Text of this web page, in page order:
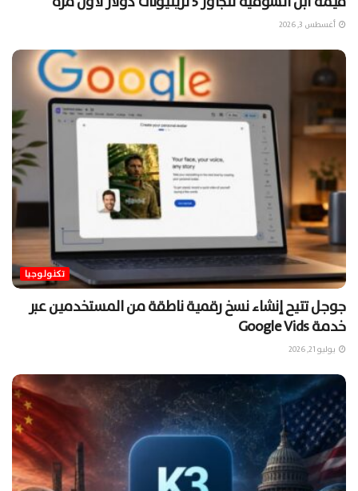
أغسطس 3, 2026
تكنولوجيا
جوجل تتيح إنشاء نسخ رقمية ناطقة من المستخدمين عبر
خدمة Google Vids
يوليو 21, 2026